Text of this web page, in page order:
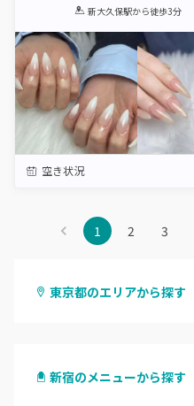
1 2 3 4 5
新大久保駅から徒歩3分
空き状況
1 2 3
東京都のエリアから探す
原宿
新宿のメニューから探す